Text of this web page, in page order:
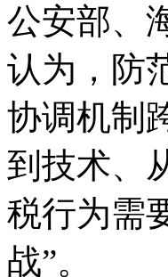
公安部、
认为，防
协调机制
到技术、
税行为需
战”。